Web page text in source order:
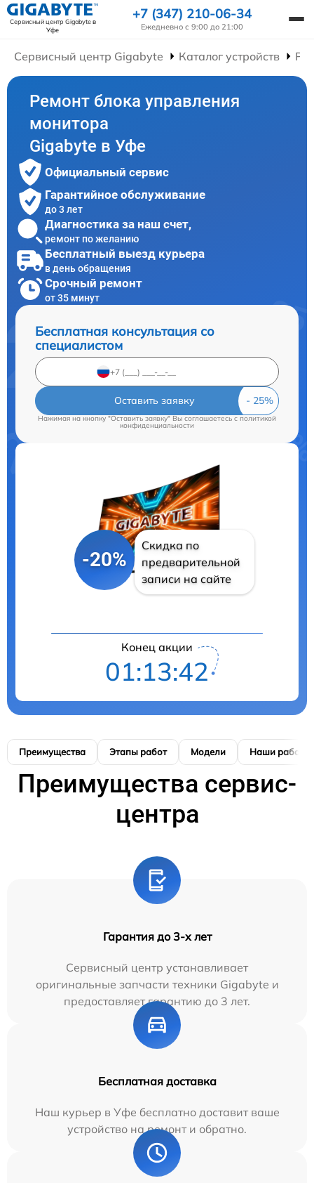
Сервисный центр Gigabyteв
Уфе
+7 (347) 210-06-34
Ежедневно с 9:00 до 21:00
Сервисный центр Gigabyte Каталог устройств
Ремонт блока управления
монитора
Gigabyte в Уфе
Официальный сервис
Гарантийное обслуживание
до 3 лет
Диагностика за наш счет,
ремонт по желанию
Бесплатный выезд курьера
в день обращения
Срочный ремонт
от 35 минут
Бесплатная консультация со
специалистом
Оставить заявку
Нажимая на кнопку "Оставить заявку" Вы соглашаетесь c политикой
конфиденциальности
-20%
Скидка по
предварительной
записи на сайте
Конец акции
01:13:41
Преимущества Этапы работ Модели Наши работы
Преимущества сервис-
центра
Гарантия до 3-х лет
Сервисный центр устанавливает
оригинальные запчасти техники Gigabyte и
предоставляет гарантию до 3 лет.
Бесплатная доставка
Наш курьер в Уфе бесплатно доставит ваше
устройство на ремонт и обратно.